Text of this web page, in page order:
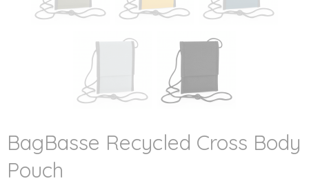
BagBasse Recycled Cross Body
Pouch